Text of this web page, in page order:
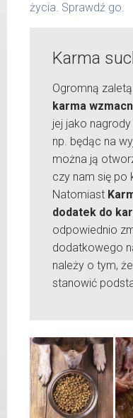
życia. Sprawdź go.
Karma
Ogromną
karma
jej jako
np. będąc na
można ją
czy nam się po
Natomiast
dodatek do
odpowiednio
dodatkowego
należy o tym,
stanowić